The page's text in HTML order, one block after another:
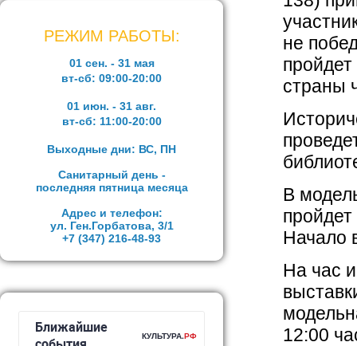
РЕЖИМ РАБОТЫ:
01 сен. - 31 мая
вт-сб: 09:00-20:00
01 июн. - 31 авг.
вт-сб: 11:00-20:00
Выходные дни: ВС, ПН
Санитарный день -
последняя пятница месяца
Адрес и телефон:
ул. Ген.Горбатова, 3/1
+7 (347) 216-48-93
не
страны
В
Начало
На час
12:00